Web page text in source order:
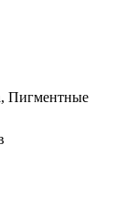
Пигментные